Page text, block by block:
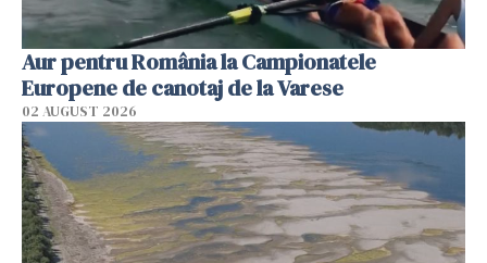
Aur pentru România la Campionatele
Europene de canotaj de la Varese
02 AUGUST 2026